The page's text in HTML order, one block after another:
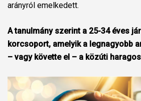
arányról emelkedett.
A tanulmány szerint a 25-34 éves
korcsoport, amelyik a legnagyobb
– vagy követte el – a közúti